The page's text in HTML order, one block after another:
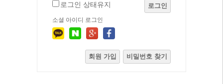
로그인 상태유지 로그인
소셜 아이디 로그인
회원 가입 비밀번호 찾기